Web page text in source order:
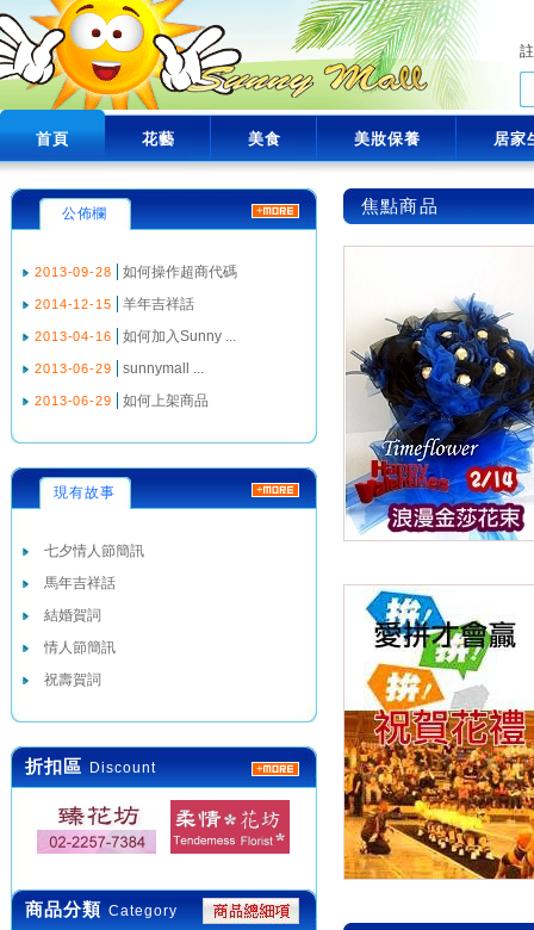
首頁 花藝 美食 美妝保養 居家
公佈欄
2013-09-28 如何操作超商代碼
2014-12-15 羊年吉祥話
2013-04-16 如何加入Sunny ...
2013-06-29 sunnymall ...
2013-06-29 如何上架商品
現有故事
七夕情人節簡訊
馬年吉祥話
結婚賀詞
情人節簡訊
祝壽賀詞
折扣區 Discount
商品分類 Category
焦點商品